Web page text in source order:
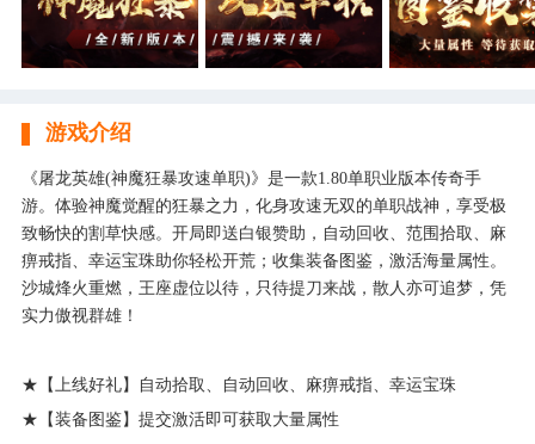
游戏介绍
《屠龙英雄(神魔狂暴攻速单职)》是一款1.80单职业版本传奇手
游。体验神魔觉醒的狂暴之力，化身攻速无双的单职战神，享受极
致畅快的割草快感。开局即送白银赞助，自动回收、范围拾取、麻
痹戒指、幸运宝珠助你轻松开荒；收集装备图鉴，激活海量属性。
沙城烽火重燃，王座虚位以待，只待提刀来战，散人亦可追梦，凭
实力傲视群雄！
★【上线好礼】自动拾取、自动回收、麻痹戒指、幸运宝珠
★【装备图鉴】提交激活即可获取大量属性